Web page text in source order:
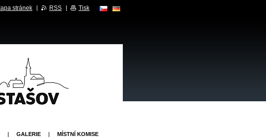
GALERIE MÍSTNÍ KOMISE
stránek RSS Tisk